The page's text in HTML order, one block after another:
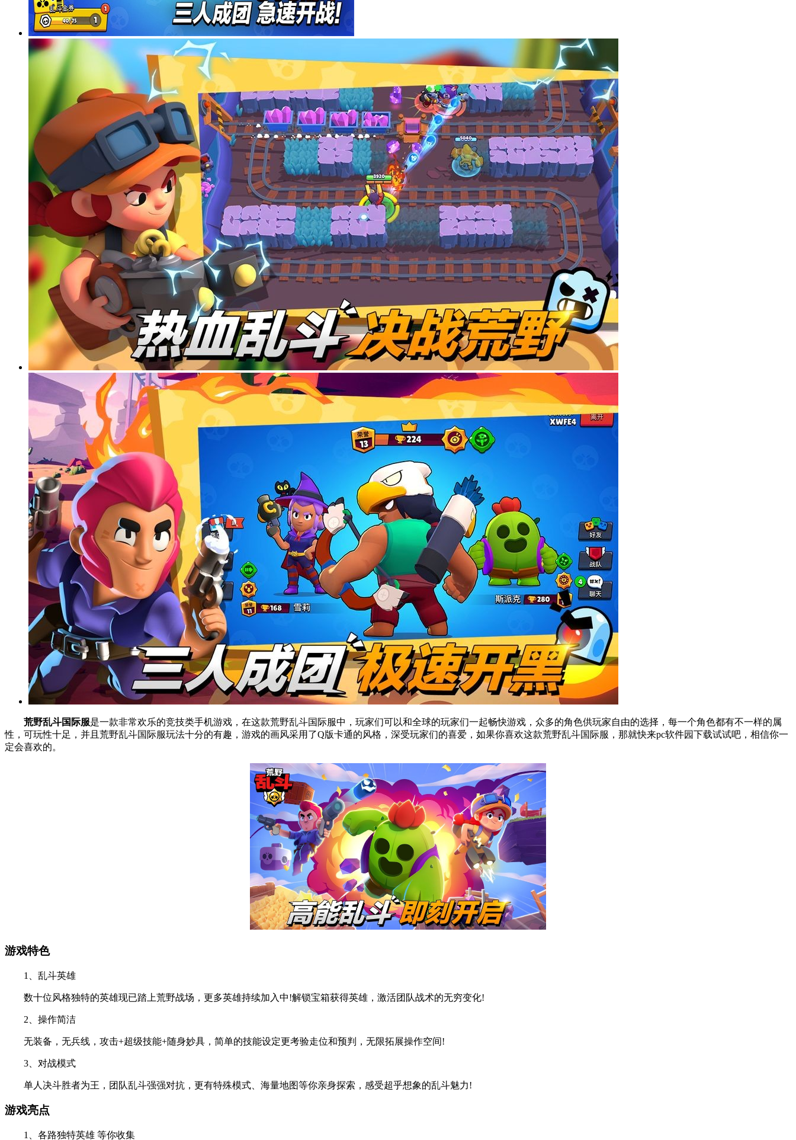
荒野乱斗国际服是一款非常欢乐的竞技类手机游戏，在这款荒野乱斗国际服中，玩家们可以和全球的玩家们一起畅快游戏，众多的角色供玩家自由的选择，每一个角色都有不一样的属
性，可玩性十足，并且荒野乱斗国际服玩法十分的有趣，游戏的画风采用了Q版卡通的风格，深受玩家们的喜爱，如果你喜欢这款荒野乱斗国际服，那就快来pc软件园下载试试吧，相信你一
定会喜欢的。
游戏特色
1、乱斗英雄
数十位风格独特的英雄现已踏上荒野战场，更多英雄持续加入中!解锁宝箱获得英雄，激活团队战术的无穷变化!
2、操作简洁
无装备，无兵线，攻击+超级技能+随身妙具，简单的技能设定更考验走位和预判，无限拓展操作空间!
3、对战模式
单人决斗胜者为王，团队乱斗强强对抗，更有特殊模式、海量地图等你亲身探索，感受超乎想象的乱斗魅力!
游戏亮点
1、各路独特英雄 等你收集